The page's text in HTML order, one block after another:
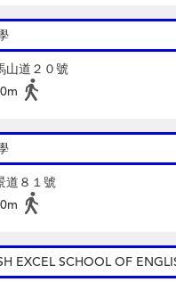
山道２０號
道８１號
EXCEL SCHOOL OF